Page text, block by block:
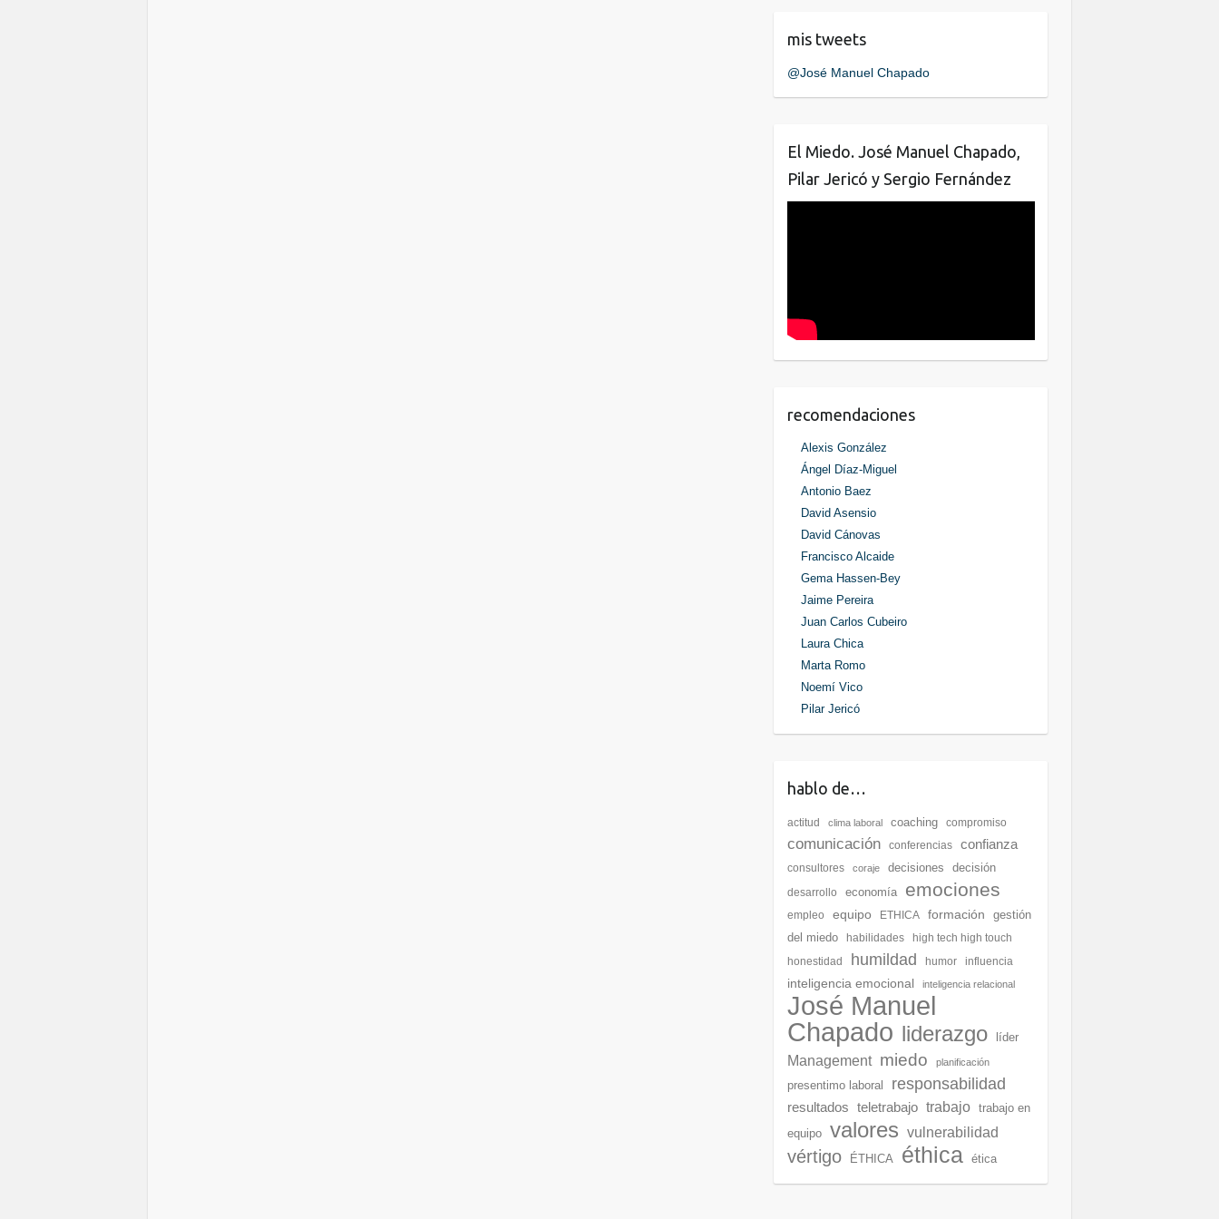
b
o
k
n
mis tweets
@José Manuel Chapado
El Miedo. José Manuel Chapado,
Pilar Jericó y Sergio Fernández
recomendaciones
Alexis González
Ángel Díaz-Miguel
Antonio Baez
David Asensio
David Cánovas
Francisco Alcaide
Gema Hassen-Bey
Jaime Pereira
Juan Carlos Cubeiro
Laura Chica
Marta Romo
Noemí Vico
Pilar Jericó
hablo de…
actitud clima laboral coaching compromiso
comunicación conferencias confianza
consultores coraje decisiones decisión
desarrollo economía emociones
empleo equipo ETHICA formación
gestión
del miedo
habilidades
high tech high touch
honestidad
humildad humor influencia
inteligencia emocional inteligencia relacional
José Manuel
Chapado liderazgo líder
Management miedo planificación
presentimo laboral responsabilidad
resultados teletrabajo trabajo
trabajo en
equipo
valores vulnerabilidad
vértigo ÉTHICA éthica ética